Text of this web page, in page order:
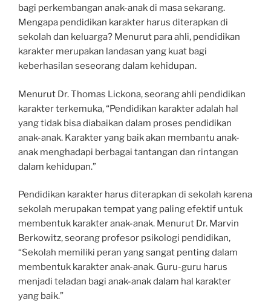
bagi perkembangan anak-anak di masa sekarang.
Mengapa pendidikan karakter harus diterapkan di
sekolah dan keluarga? Menurut para ahli, pendidikan
karakter merupakan landasan yang kuat bagi
keberhasilan seseorang dalam kehidupan.
Menurut Dr. Thomas Lickona, seorang ahli pendidikan
karakter terkemuka, “Pendidikan karakter adalah hal
yang tidak bisa diabaikan dalam proses pendidikan
anak-anak. Karakter yang baik akan membantu anak-
anak menghadapi berbagai tantangan dan rintangan
dalam kehidupan.”
Pendidikan karakter harus diterapkan di sekolah karena
sekolah merupakan tempat yang paling efektif untuk
membentuk karakter anak-anak. Menurut Dr. Marvin
Berkowitz, seorang profesor psikologi pendidikan,
“Sekolah memiliki peran yang sangat penting dalam
membentuk karakter anak-anak. Guru-guru harus
menjadi teladan bagi anak-anak dalam hal karakter
yang baik.”